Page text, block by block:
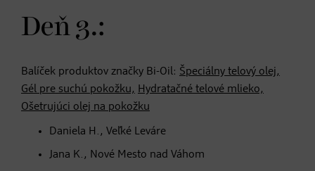
Deň 3.:
Balíček produktov značky Bi-Oil: Špeciálny telový olej,
Gél pre suchú pokožku, Hydratačné telové mlieko,
Ošetrujúci olej na pokožku
Daniela H., Veľké Leváre
Jana K., Nové Mesto nad Váhom